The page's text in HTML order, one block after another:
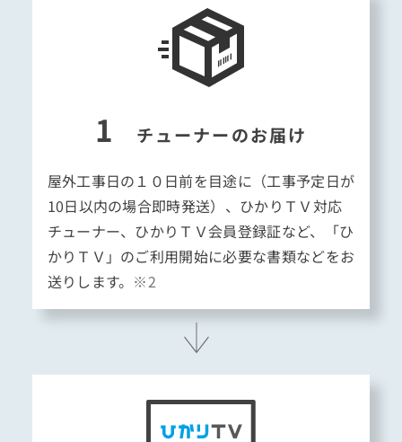
1 チューナーのお届け
屋外工事日の１０日前を目途に（工事予定日が
10日以内の場合即時発送）、ひかりＴＶ対応
チューナー、ひかりＴＶ会員登録証など、「ひ
かりＴＶ」のご利用開始に必要な書類などをお
送りします。 ※2